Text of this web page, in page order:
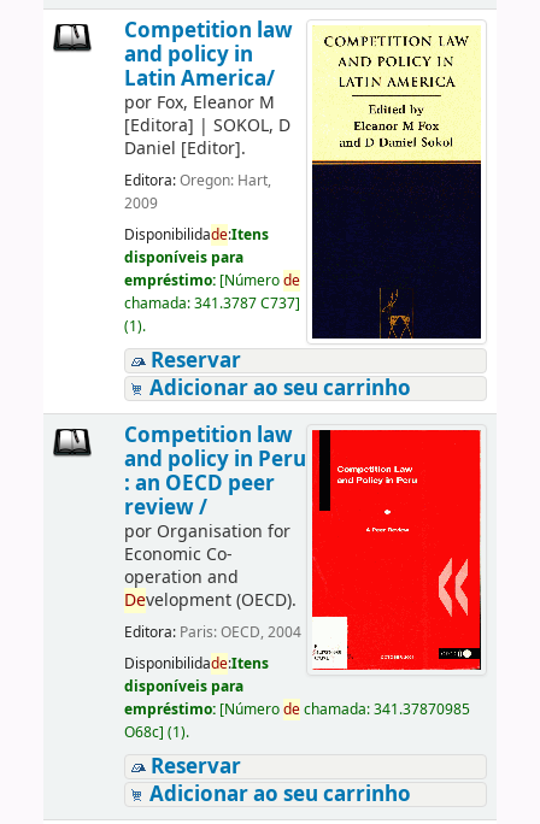
Competition law
and policy in
Latin America/
por Fox, Eleanor M
[Editora] | SOKOL, D
Daniel [Editor].
Editora:Oregon: Hart,
2009
Disponibilidade:Itens
disponíveis para
empréstimo: [Númerode
chamada:341.3787 C737]
(1).
Reservar
Adicionar ao seu carrinho
Competition law
and policy in Peru
: an OECD peer
review /
por Organisation for
Economic Co-
operation and
Development (OECD).
Editora: Paris: OECD, 2004
Disponibilidade:Itens
disponíveis para
empréstimo: [Númerodechamada:341.37870985
O68c] (1).
Reservar
Adicionar ao seu carrinho